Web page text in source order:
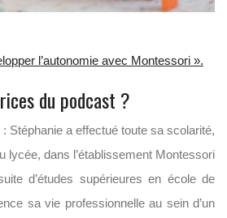
l’autonomie avec Montessori ».
du podcast ?
: Stéphanie a effectué toute sa scolarité,
lycée, dans l’établissement Montessori
d’études supérieures en école de
sa vie professionnelle au sein d’un